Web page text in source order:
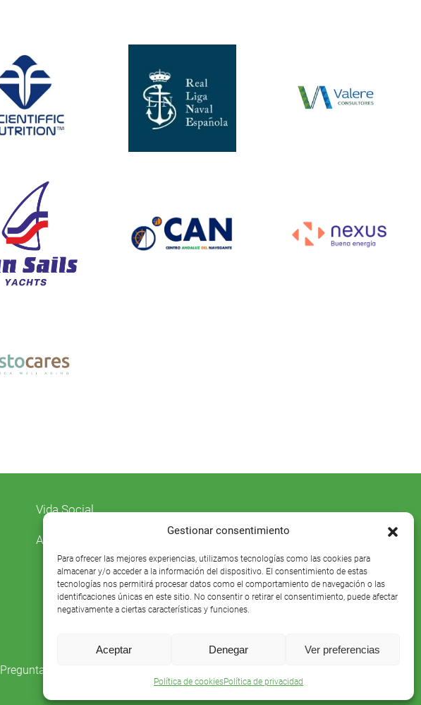
Gestionar consentimiento
Para ofrecer las mejores experiencias, utilizamos tecnologías como las cookies para
almacenar y/o acceder a la información del dispositivo. El consentimiento de estas
tecnologías nos permitirá procesar datos como el comportamiento de navegación o las
identificaciones únicas en este sitio. No consentir o retirar el consentimiento, puede afectar
negativamente a ciertas características y funciones.
Aceptar Denegar Ver preferencias
Política de cookiesPolítica de privacidad
Vida Social
Agenda
Preguntas frecuentes